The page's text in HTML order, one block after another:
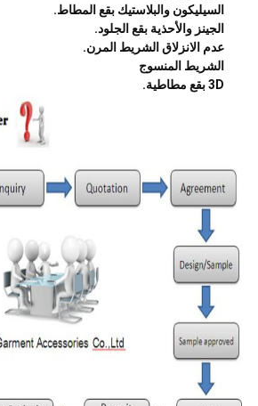
السيليكون والبلاستيك بقع المطاط.
الجينز والأحذية بقع الجلود.
عدم الانزلاق الشريط المرن.
الشريط المنسوج
3D بقع مطاطية.